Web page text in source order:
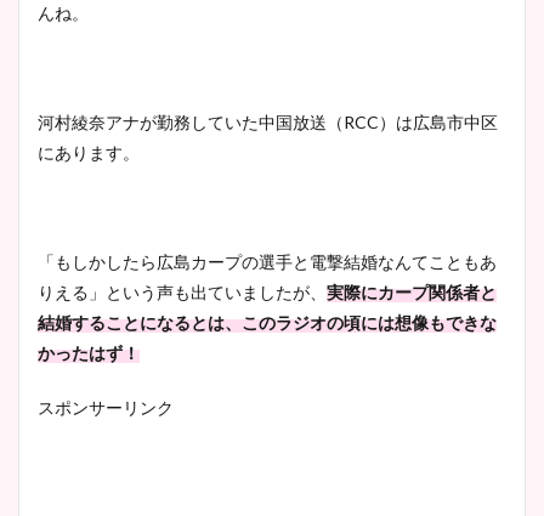
んね。
河村綾奈アナが勤務していた中国放送（RCC）は広島市中区
にあります。
「もしかしたら広島カープの選手と電撃結婚なんてこともあ
りえる」という声も出ていましたが、 実際にカープ関係者と
結婚することになるとは、このラジオの頃には想像もできな
かったはず！
スポンサーリンク